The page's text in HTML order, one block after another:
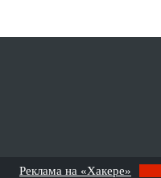
Реклама на «Хакере»